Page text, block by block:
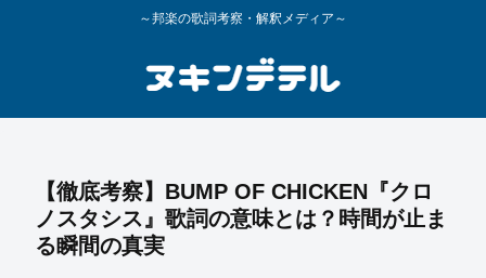
～邦楽の歌詞考察・解釈メディア～
【徹底考察】BUMP OF CHICKEN『クロ
ノスタシス』歌詞の意味とは？時間が止ま
る瞬間の真実